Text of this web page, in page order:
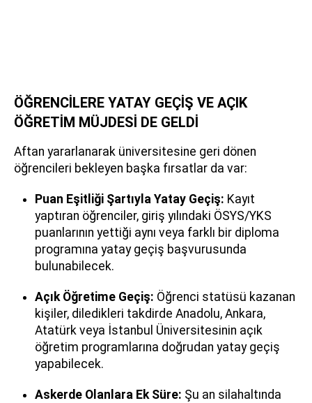
ÖĞRENCİLERE YATAY GEÇİŞ VE AÇIK
ÖĞRETİM MÜJDESİ DE GELDİ
Aftan yararlanarak üniversitesine geri dönen
öğrencileri bekleyen başka fırsatlar da var:
Puan Eşitliği Şartıyla Yatay Geçiş: Kayıt
yaptıran öğrenciler, giriş yılındaki ÖSYS/YKS
puanlarının yettiği aynı veya farklı bir diploma
programına yatay geçiş başvurusunda
bulunabilecek.
Açık Öğretime Geçiş: Öğrenci statüsü kazanan
kişiler, diledikleri takdirde Anadolu, Ankara,
Atatürk veya İstanbul Üniversitesinin açık
öğretim programlarına doğrudan yatay geçiş
yapabilecek.
Askerde Olanlara Ek Süre: Şu an silahaltında